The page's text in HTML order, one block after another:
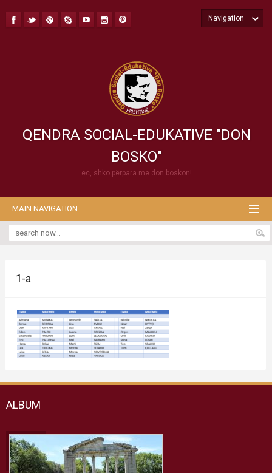
QENDRA SOCIAL-EDUKATIVE "DON
BOSKO"
ec, shko përpara me don boskon!
Navigation
MAIN NAVIGATION
1-a
ALBUM